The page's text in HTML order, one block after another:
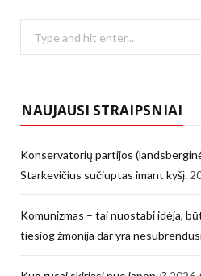
NAUJAUSI STRAIPSNIAI
Konservatorių partijos
Starkevičius sučiuptas imant kyšį.
Komunizmas – tai nuostabi idėja,
tiesiog žmonija dar yra nesubrendusi